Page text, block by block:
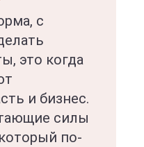
с
это когда
и бизнес.
силы
по-